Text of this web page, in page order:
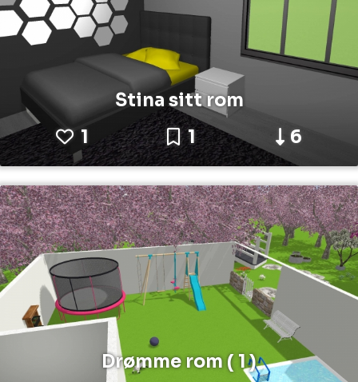
Stina sitt rom
1
1 6
Drømme rom ( 1 )